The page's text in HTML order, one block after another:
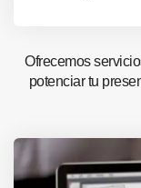
Ofrecemos
potenciar tu